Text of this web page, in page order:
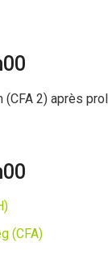
(CFA 2) après
(CFA)